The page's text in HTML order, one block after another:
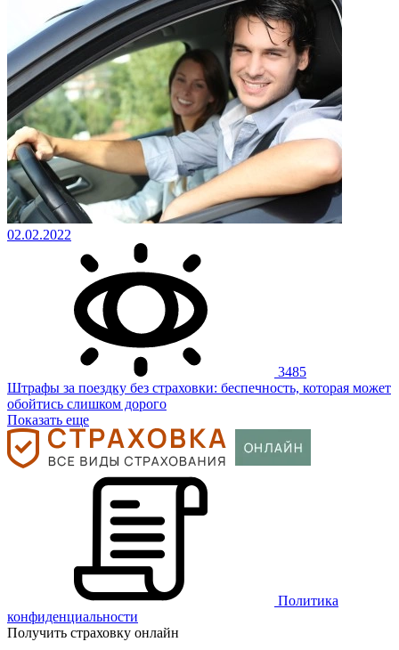
02.02.2022
3485
Штрафы за поездку без страховки: беспечность, которая может
обойтись слишком дорого
Показать еще
Политика
конфиденциальности
Получить страховку онлайн